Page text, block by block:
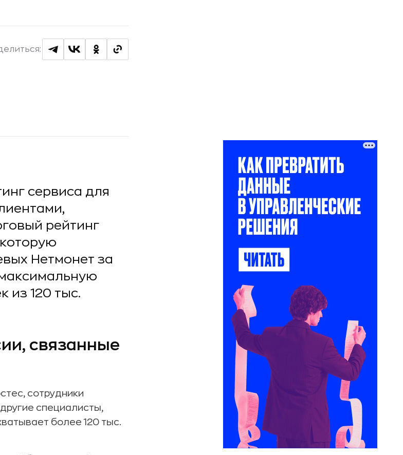
сервиса для
рейтинг
Нетмонет за
из 120 тыс.
связанные
сотрудники
специалисты,
более 120 тыс.